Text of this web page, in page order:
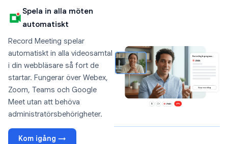
Spela in alla möten
automatiskt
Record Meeting spelar
automatiskt in alla videosamtal
i din webbläsare så fort de
startar. Fungerar över Webex,
Zoom, Teams och Google
Meet utan att behöva
administratörsbehörigheter.
Kom igång →